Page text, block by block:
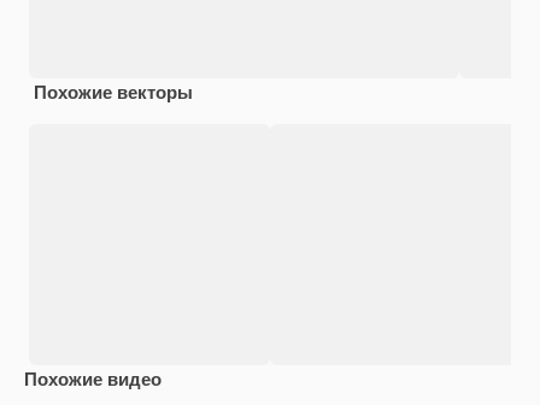
Похожие векторы
Похожие видео